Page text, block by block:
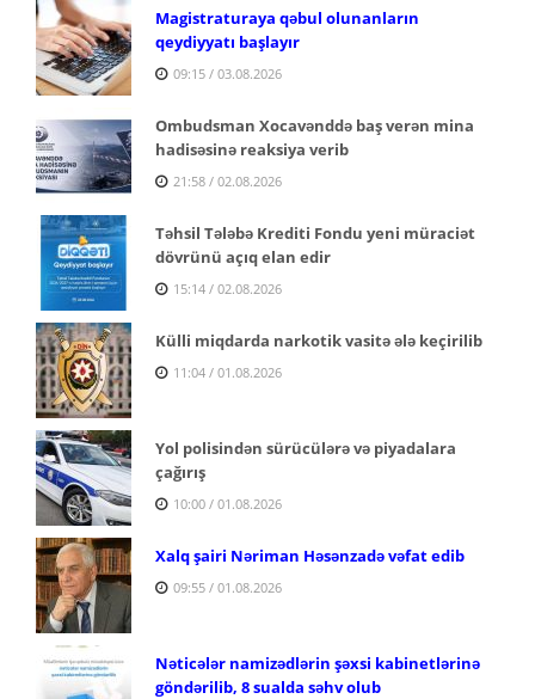
Magistraturaya qəbul olunanların
qeydiyyatı başlayır
09:15 / 03.08.2026
Ombudsman Xocavənddə baş verən mina
hadisəsinə reaksiya verib
21:58 / 02.08.2026
Təhsil Tələbə Krediti Fondu yeni müraciət
dövrünü açıq elan edir
15:14 / 02.08.2026
Külli miqdarda narkotik vasitə ələ keçirilib
11:04 / 01.08.2026
Yol polisindən sürücülərə və piyadalara
çağırış
10:00 / 01.08.2026
Xalq şairi Nəriman Həsənzadə vəfat edib
09:55 / 01.08.2026
Nəticələr namizədlərin şəxsi kabinetlərinə
göndərilib, 8 sualda səhv olub